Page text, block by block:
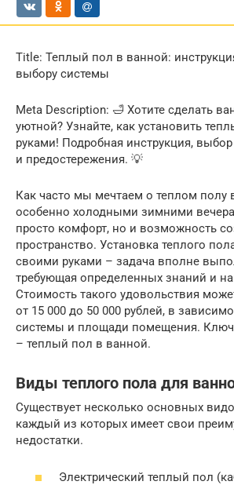
Title: Теплый пол в ванной:
выбору системы
Meta Description: 🛁 Хотите сделать
уютной? Узнайте, как установить
руками! Подробная инструкция,
и предостережения. 💡
Как часто мы мечтаем о теплом полу
особенно холодными зимними
просто комфорт, но и возможность
пространство. Установка теплого
своими руками – задача вполне
требующая определенных знаний и
Стоимость такого удовольствия
от 15 000 до 50 000 рублей, в
системы и площади помещения.
– теплый пол в ванной.
Виды теплого пола для
Существует несколько основных
каждый из которых имеет свои
недостатки.
Электрический теплый пол